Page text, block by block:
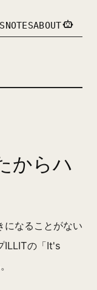
NOTESABOUT
からハ
になることがない
ILLITの「It's